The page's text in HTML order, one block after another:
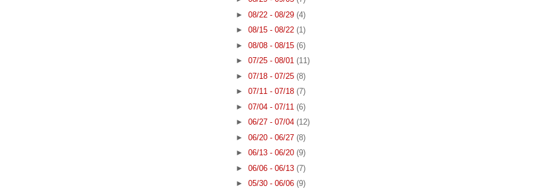
► 08/22 - 08/29 (4)
► 08/15 - 08/22 (1)
► 08/08 - 08/15 (6)
► 07/25 - 08/01 (11)
► 07/18 - 07/25 (8)
► 07/11 - 07/18 (7)
► 07/04 - 07/11 (6)
► 06/27 - 07/04 (12)
► 06/20 - 06/27 (8)
► 06/13 - 06/20 (9)
► 06/06 - 06/13 (7)
► 05/30 - 06/06 (9)